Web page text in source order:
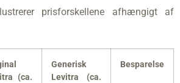
prisforskellene afhængigt af
(ca.
Generisk
Levitra (ca.
Besparelse